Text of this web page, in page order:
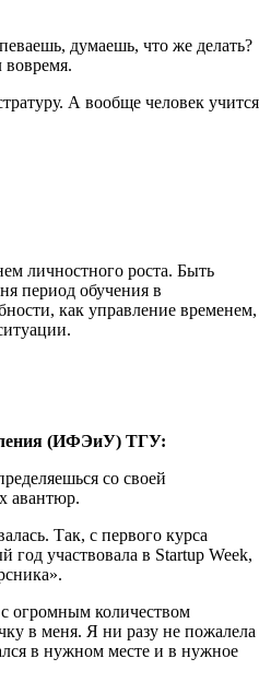
думаешь, что же делать?
вовремя.
А вообще человек учится
личностного роста. Быть
период обучения в
как управление временем,
(ИФЭиУ) ТГУ:
со своей
авантюр.
Так, с первого курса
год участвовала в Startup Week,
огромным количеством
в меня. Я ни разу не пожалела
в нужном месте и в нужное